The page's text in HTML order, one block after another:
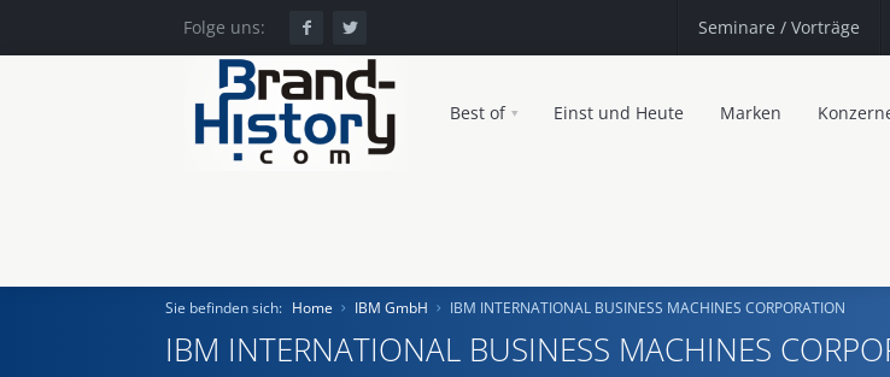
Folge uns: Seminare / Vorträge
Best of Einst und Heute Marken
Sie befinden sich: Home IBM GmbH IBM INTERNATIONAL BUSINESS MACHINES CORPORATION
IBM INTERNATIONAL BUSINESS MACHINES